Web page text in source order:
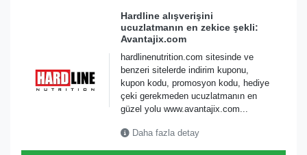
Hardline alışverişini
ucuzlatmanın en zekice şekli:
Avantajix.com
hardlinenutrition.com sitesinde ve
benzeri sitelerde indirim kuponu,
kupon kodu, promosyon kodu, hediye
çeki gerekmeden ucuzlatmanın en
güzel yolu www.avantajix.com...
Daha fazla detay